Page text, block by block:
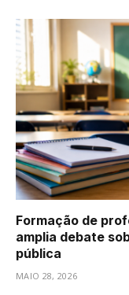
Formação de
amplia debate
pública
MAIO 28, 2026